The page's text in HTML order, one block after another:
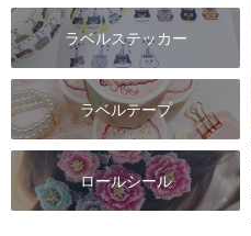
ラベルステッカー
ラベルテープ
ロールシール